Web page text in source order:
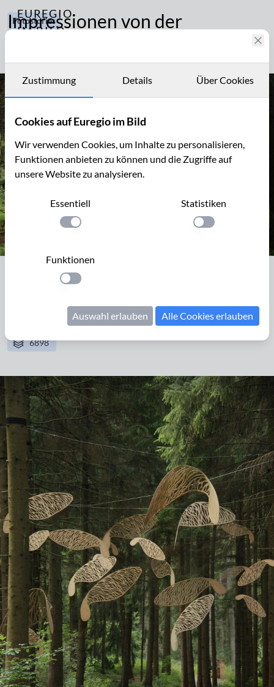
EUREGIO
IM BILD
Archiv
Kontakt
Fotostories
Impressionen von der
Cloé Coomanns: "wings of torment",
Fotos: Loni Liebermann
6898
Zustimmung Details Über Cookies
Cookies auf Euregio im Bild
Wir verwenden Cookies, um Inhalte zu personalisieren,
Funktionen anbieten zu können und die Zugriffe auf
unsere Website zu analysieren.
Essentiell
Einstellung anwenden
Statistiken
Einstellung
Funktionen
Einstellung anwenden
Auswahl erlauben Alle Cookies erlauben